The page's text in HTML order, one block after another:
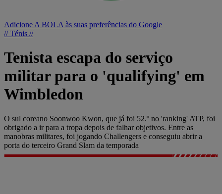
Adicione A BOLA às suas preferências do Google
// Ténis //
Tenista escapa do serviço
militar para o 'qualifying' em
Wimbledon
O sul coreano Soonwoo Kwon, que já foi 52.º no 'ranking' ATP, foi
obrigado a ir para a tropa depois de falhar objetivos. Entre as
manobras militares, foi jogando Challengers e conseguiu abrir a
porta do terceiro Grand Slam da temporada